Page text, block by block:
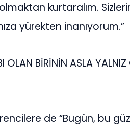
kurtaralım.
yürekten inanıyorum.”
OLAN BİRİNİN ASLA
de “Bugün, bu